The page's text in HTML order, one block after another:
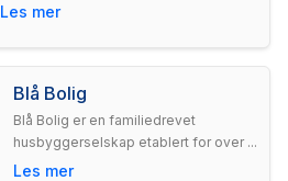
Les mer
Blå Bolig
Blå Bolig er en familiedrevet
husbyggerselskap etablert for over ...
Les mer